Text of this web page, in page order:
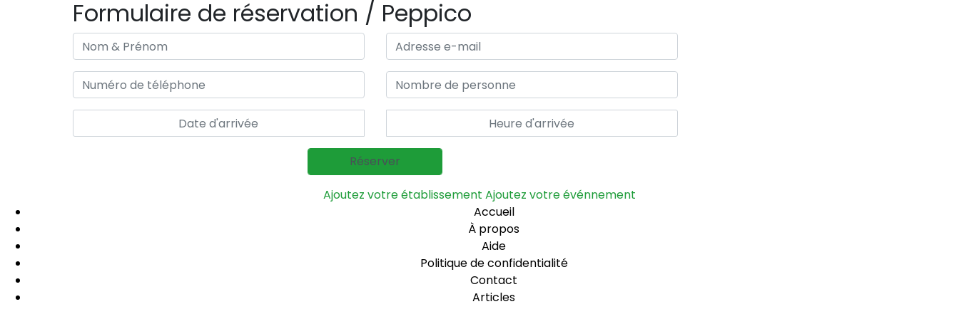
Formulaire de réservation / Peppico
Ajoutez votre établissement Ajoutez votre événnement
Accueil
À propos
Aide
Politique de confidentialité
Contact
Articles